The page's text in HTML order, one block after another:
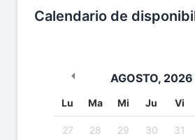
Calendario de
AGOSTO, 2026
Lu Ma Mi Ju Vi
27 28 29 30 31